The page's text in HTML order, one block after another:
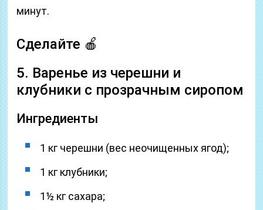
минут.
Сделайте 🍎
5. Варенье из черешни и
клубники с прозрачным сиропом
Ингредиенты
1 кг черешни (вес неочищенных ягод);
1 кг клубники;
1½ кг сахара;